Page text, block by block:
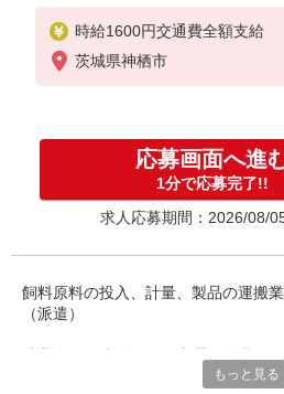
時給1600円交通費全額支給
茨城県神栖市
応募画面へ進
1分で応募完了!!
求人応募期間：2026/08/
飼料原料の投入、計量、製品の運搬
（派遣）
フォークリフトの資格をお持ちの方
もっと見る